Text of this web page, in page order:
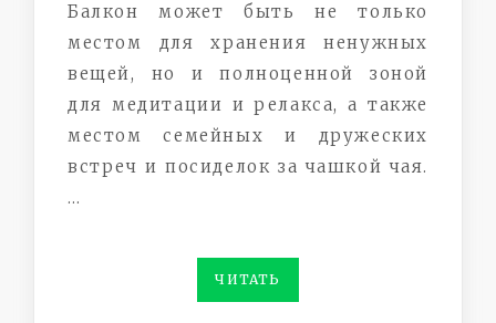
Балкон может быть не только
местом для хранения ненужных
вещей, но и полноценной зоной
для медитации и релакса, а также
местом семейных и дружеских
встреч и посиделок за чашкой чая.
…
ЧИТАТЬ